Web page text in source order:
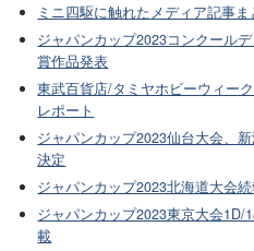
ミニ四駆に触れたメディア記事ま
ジャパンカップ2023コンクール
賞作品発表
東武百貨店/タミヤホビーウィー
レポート
ジャパンカップ2023仙台大会、
決定
ジャパンカップ2023北海道大会
ジャパンカップ2023東京大会
載